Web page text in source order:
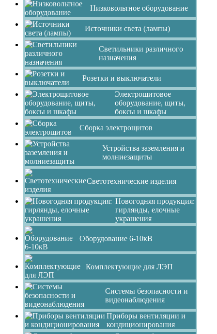
Низковольтное оборудование
Источники света (лампы)
Светильники различного
назначения
Розетки и выключатели
Электрощитовое
оборудование, щиты,
боксы и шкафы
Сборка электрощитов
Устройства заземления и
молниезащиты
Светотехнические изделия
Новогодняя продукция:
гирлянды, елочные
украшения
Оборудование 6-10кВ
Комплектующие для ЛЭП
Системы безопасности и
видеонаблюдения
Приборы вентиляции и
кондиционирования